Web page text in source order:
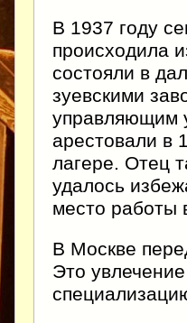
В 1937 году
происходила
состояли в
зуевскими
управляющим
арестовали в
лагере. Отец
удалось
место работы
В Москве
Это